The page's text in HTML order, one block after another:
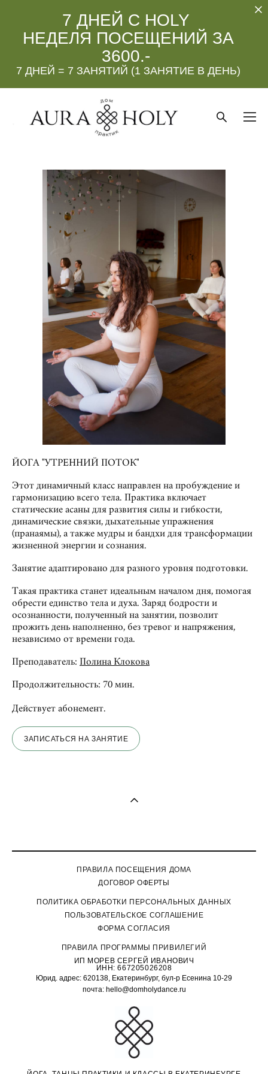
7 ДНЕЙ С HOLY
НЕДЕЛЯ ПОСЕЩЕНИЙ ЗА
3600.-
7 ДНЕЙ = 7 ЗАНЯТИЙ (1 ЗАНЯТИЕ В ДЕНЬ)
ЙОГА "УТРЕННИЙ ПОТОК"
Этот динамичный класс направлен на пробуждение и
гармонизацию всего тела. Практика включает
статические асаны для развития силы и гибкости,
динамические связки, дыхательные упражнения
(пранаямы), а также мудры и бандхи для трансформации
жизненной энергии и сознания.
Занятие адаптировано для разного уровня подготовки.
Такая практика станет идеальным началом дня, помогая
обрести единство тела и духа. Заряд бодрости и
осознанности, полученный на занятии, позволит
прожить день наполненно, без тревог и напряжения,
независимо от времени года.
Преподаватель: Полина Клокова
Продолжительность: 70 мин.
Действует абонемент.
ЗАПИСАТЬСЯ НА ЗАНЯТИЕ
ПРАВИЛА ПОСЕЩЕНИЯ ДОМА
ДОГОВОР ОФЕРТЫ
П ОЛИТИКА ОБРАБОТКИ ПЕРСОНАЛЬНЫХ ДАННЫХ
ПОЛЬЗОВАТЕЛЬСКОЕ СОГЛАШЕНИЕ
ФОРМА СОГЛАСИЯ
ПРАВИЛА ПРОГРАММЫ ПРИВИЛЕГИЙ
ИП МОРЕВ СЕРГЕЙ ИВАНОВИЧ
ИНН: 667205026208
Юрид. адрес: 620138, Екатеринбург, бул-р Есенина 10-29
почта: hello@domholydance.ru